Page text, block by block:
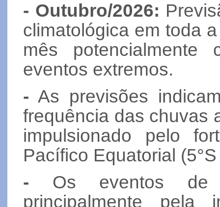
- Outubro/2026:
climatológica em toda
mês
eventos extremos.
- As previsões
frequência das chuvas
impulsionado pelo
Pacífico Equatorial
- Os eventos de
principalmente pela